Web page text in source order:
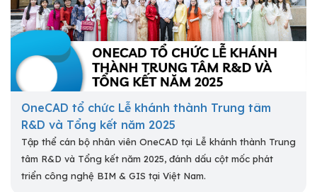
OneCAD tổ chức Lễ khánh thành Trung tâm
R&D và Tổng kết năm 2025
Tập thể cán bộ nhân viên OneCAD tại Lễ khánh thành Trung
tâm R&D và Tổng kết năm 2025, đánh dấu cột mốc phát
triển công nghệ BIM & GIS tại Việt Nam.